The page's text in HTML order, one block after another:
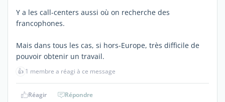
Y a les call-centers aussi où on recherche des
francophones.
Mais dans tous les cas, si hors-Europe, très difficile de
pouvoir obtenir un travail.
👍 1 membre a réagi à ce message
Réagir Répondre